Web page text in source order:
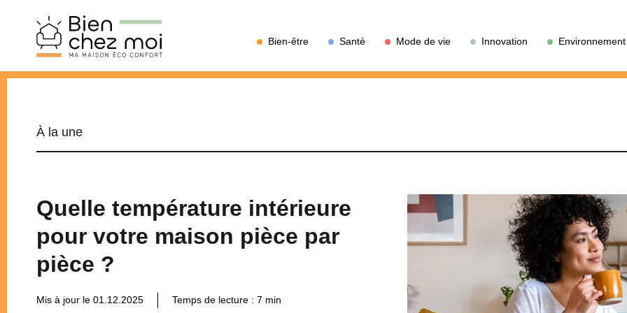
Bien-être Santé Mode de vie Innovation Environnement
thermique
économies
d’énergie
À la une
Quelle température intérieure
pour votre maison pièce par
pièce ?
Mis à jour le 01.12.2025 Temps de lecture : 7 min